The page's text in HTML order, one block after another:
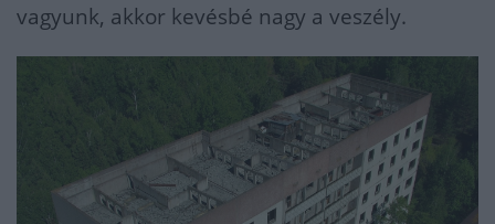
vagyunk, akkor kevésbé nagy a veszély.